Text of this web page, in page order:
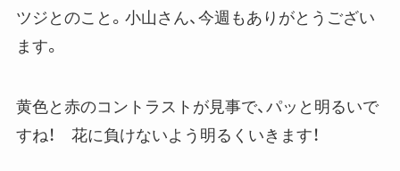
ツジとのこと。小山さん、今週もありがとうござい
ます。
黄色と赤のコントラストが見事で、パッと明るいで
すね！ 花に負けないよう明るくいきます！